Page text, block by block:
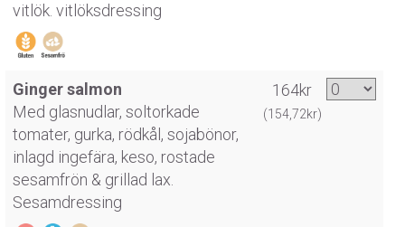
vitlök. vitlöksdressing
Ginger salmon
Med glasnudlar, soltorkade
tomater, gurka, rödkål, sojabönor,
inlagd ingefära, keso, rostade
sesamfrön & grillad lax.
Sesamdressing
164kr
(154,72kr)